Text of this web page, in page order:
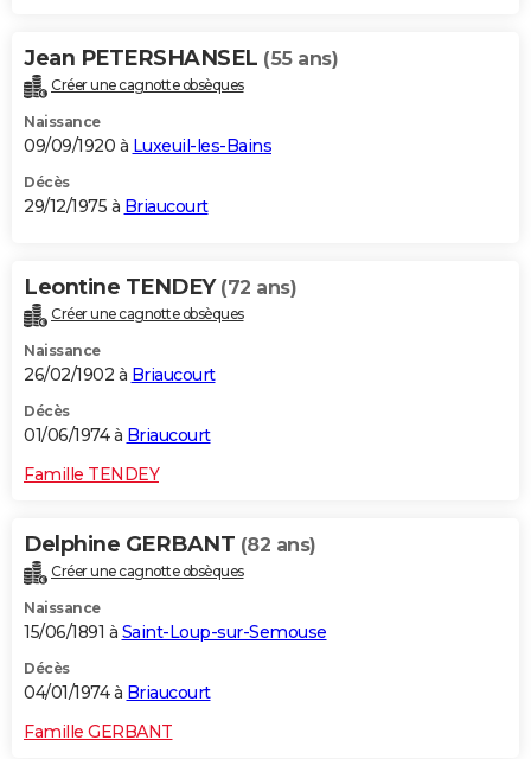
Jean PETERSHANSEL (55 ans)
Créer une cagnotte obsèques
Naissance
09/09/1920 à Luxeuil-les-Bains
Décès
29/12/1975 à Briaucourt
Leontine TENDEY (72 ans)
Créer une cagnotte obsèques
Naissance
26/02/1902 à Briaucourt
Décès
01/06/1974 à Briaucourt
Famille TENDEY
Delphine GERBANT (82 ans)
Créer une cagnotte obsèques
Naissance
15/06/1891 à Saint-Loup-sur-Semouse
Décès
04/01/1974 à Briaucourt
Famille GERBANT